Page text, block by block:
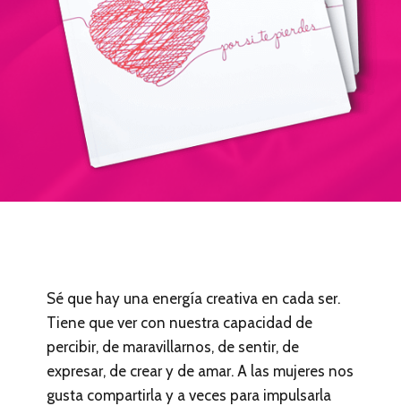
Sé que hay una energía creativa en cada ser.
Tiene que ver con nuestra capacidad de
percibir, de maravillarnos, de sentir, de
expresar, de crear y de amar. A las mujeres nos
gusta compartirla y a veces para impulsarla